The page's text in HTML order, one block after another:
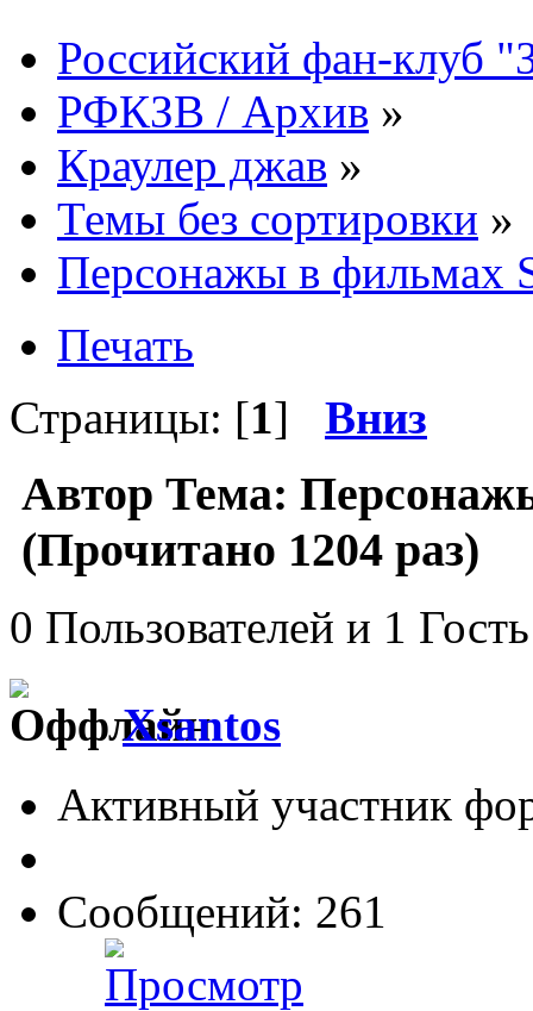
Российский фан-клуб
РФКЗВ / Архив »
Краулер джав »
Темы без сортировки »
Персонажы в фильмах
Печать
Страницы: [1] Вниз
Автор Тема:
(Прочитано 1204 раз)
0 Пользователей и 1
Xsantos
Активный участник
Сообщений: 261